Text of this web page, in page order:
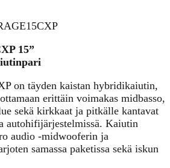
15”
on täyden kaistan hybridikaiutin,
erittäin voimakas midbasso,
sekä kirkkaat ja pitkälle kantavat
autohifijärjestelmissä. Kaiutin
audio -midwooferin ja
samassa paketissa sekä iskun